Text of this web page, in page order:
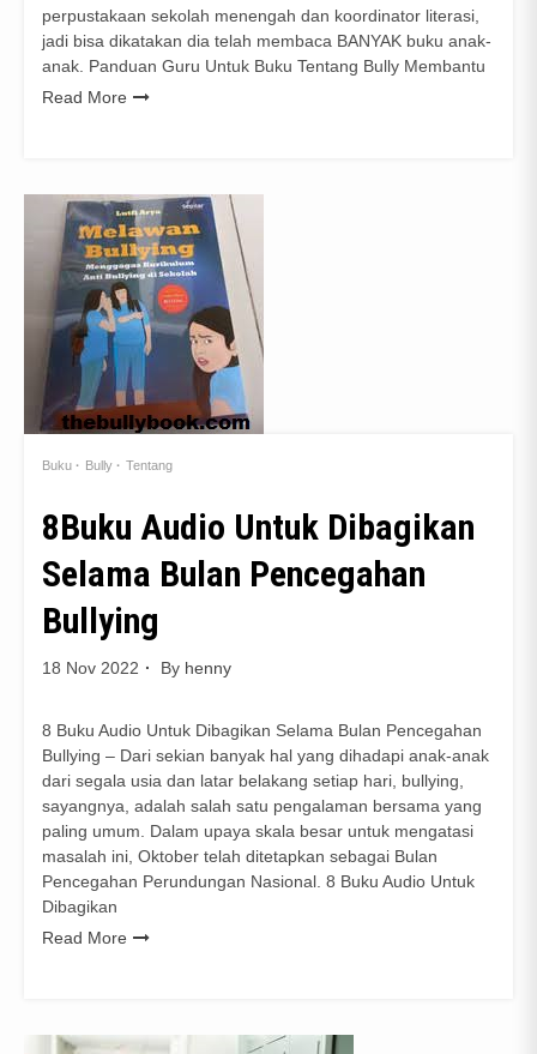
perpustakaan sekolah menengah dan koordinator literasi,
jadi bisa dikatakan dia telah membaca BANYAK buku anak-
anak. Panduan Guru Untuk Buku Tentang Bully Membantu
Read More
Buku Bully Tentang
8Buku Audio Untuk Dibagikan
Selama Bulan Pencegahan
Bullying
18 Nov 2022 By henny
8 Buku Audio Untuk Dibagikan Selama Bulan Pencegahan
Bullying – Dari sekian banyak hal yang dihadapi anak-anak
dari segala usia dan latar belakang setiap hari, bullying,
sayangnya, adalah salah satu pengalaman bersama yang
paling umum. Dalam upaya skala besar untuk mengatasi
masalah ini, Oktober telah ditetapkan sebagai Bulan
Pencegahan Perundungan Nasional. 8 Buku Audio Untuk
Dibagikan
Read More